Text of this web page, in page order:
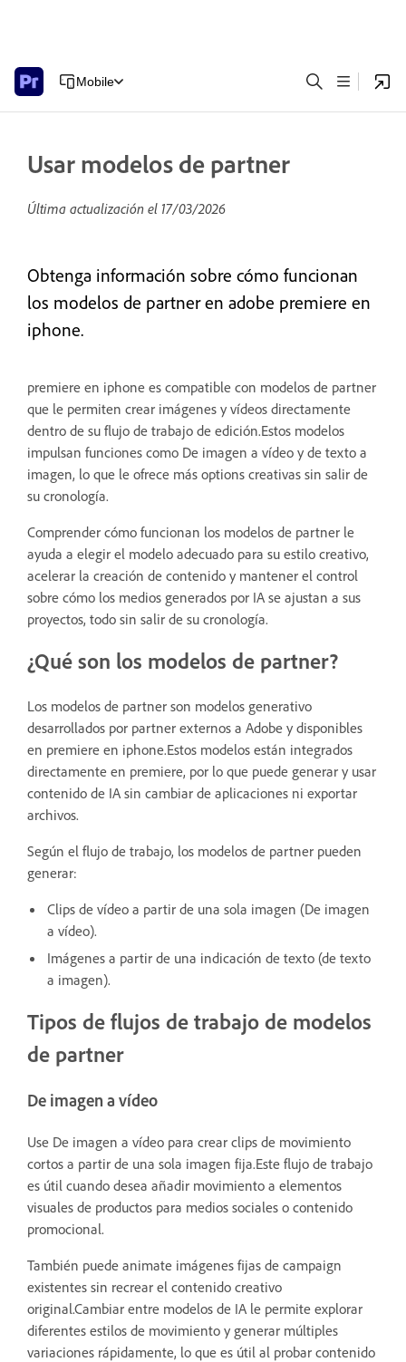
Mobile
Usar modelos de partner
Última actualización el 17/03/2026
Obtenga información sobre cómo funcionan
los modelos de partner en adobe premiere en
iphone.
premiere en iphone es compatible con modelos de partner
que le permiten crear imágenes y vídeos directamente
dentro de su flujo de trabajo de edición.Estos modelos
impulsan funciones como De imagen a vídeo y de texto a
imagen, lo que le ofrece más options creativas sin salir de
su cronología.
Comprender cómo funcionan los modelos de partner le
ayuda a elegir el modelo adecuado para su estilo creativo,
acelerar la creación de contenido y mantener el control
sobre cómo los medios generados por IA se ajustan a sus
proyectos, todo sin salir de su cronología.
¿Qué son los modelos de partner?
Los modelos de partner son modelos generativo
desarrollados por partner externos a Adobe y disponibles
en premiere en iphone.Estos modelos están integrados
directamente en premiere, por lo que puede generar y usar
contenido de IA sin cambiar de aplicaciones ni exportar
archivos.
Según el flujo de trabajo, los modelos de partner pueden
generar:
Clips de vídeo a partir de una sola imagen (De imagen
a vídeo).
Imágenes a partir de una indicación de texto (de texto
a imagen).
Tipos de flujos de trabajo de modelos
de partner
De imagen a vídeo
Use De imagen a vídeo para crear clips de movimiento
cortos a partir de una sola imagen fija.Este flujo de trabajo
es útil cuando desea añadir movimiento a elementos
visuales de productos para medios sociales o contenido
promocional.
También puede animate imágenes fijas de campaign
existentes sin recrear el contenido creativo
original.Cambiar entre modelos de IA le permite explorar
diferentes estilos de movimiento y generar múltiples
variaciones rápidamente, lo que es útil al probar contenido